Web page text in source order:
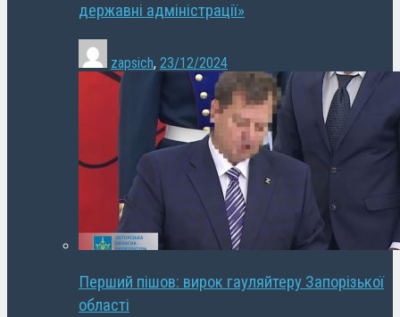
державні адміністрації»
zapsich, 23/12/2024
Перший пішов: вирок гауляйтеру Запорізької
області